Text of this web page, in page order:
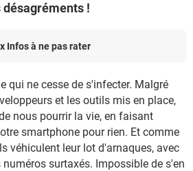
!
Infos à ne pas rater
qui ne cesse de s'infecter. Malgré
et les outils mis en place,
nous pourrir la vie, en faisant
smartphone pour rien. Et comme
véhiculent leur lot d'arnaques, avec
surtaxés. Impossible de s'en